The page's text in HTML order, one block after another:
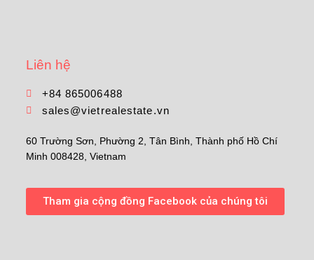
Liên hệ
+84 865006488
sales@vietrealestate.vn
60 Trường Sơn, Phường 2, Tân Bình, Thành phố Hồ Chí
Minh 008428, Vietnam
Tham gia cộng đồng Facebook của chúng tôi